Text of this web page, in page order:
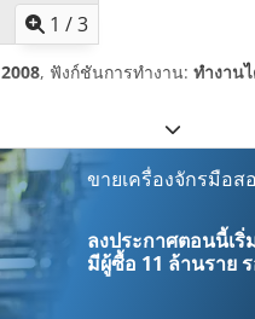
1 /3
2008, ฟังก์ชันการทำงาน: ทำงาน
ขายเครื่องจักรมือส
ลงประกาศตอนนี้เ
มีผู้ซื้อ 11 ล้านราย